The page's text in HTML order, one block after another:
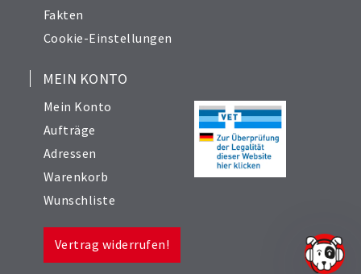
Fakten
Cookie-Einstellungen
MEIN KONTO
Mein Konto
Aufträge
Adressen
Warenkorb
Wunschliste
Vertrag widerrufen!